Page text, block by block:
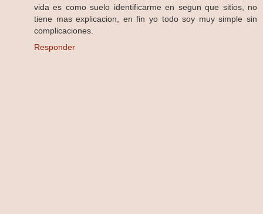
vida es como suelo identificarme en segun que sitios, no
tiene mas explicacion, en fin yo todo soy muy simple sin
complicaciones.
Responder